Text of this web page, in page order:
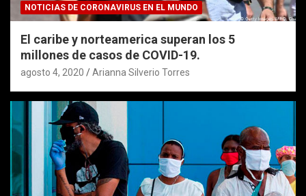
NOTICIAS DE CORONAVIRUS EN EL MUNDO
El caribe y norteamerica superan los 5
millones de casos de COVID-19.
agosto 4, 2020 Arianna Silverio Torres